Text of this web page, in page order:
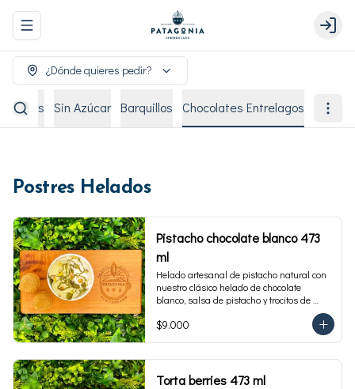
Abrir menu de navegación Login
¿Dónde quieres pedir?
Sin Azúcar Barquillos Chocolates Entrelagos
Postres Helados
Pistacho chocolate blanco 473
ml
Helado artesanal de pistacho natural con
nuestro clásico helado de chocolate
blanco, salsa de pistacho y trocitos de
pistacho. Envase familiar 473 ml, rinde 4
porciones.
$9.000
Torta berries 473 ml